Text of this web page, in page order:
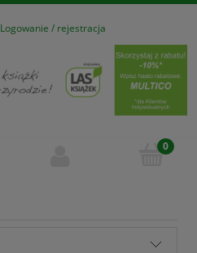
Logowanie / rejestracja